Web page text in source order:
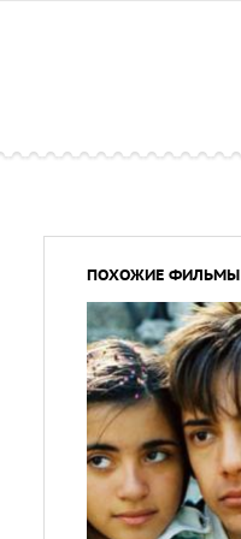
ПОХОЖИЕ ФИЛЬМЫ